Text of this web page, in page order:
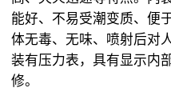
能好、不易受潮变质、便
体无毒、无味、喷射后对
装有压力表，具有显示内
修。